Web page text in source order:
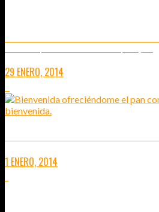
29 ENERO, 2014
1 ENERO, 2014